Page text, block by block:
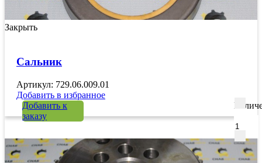
Закрыть
Сальник
Артикул: 729.06.009.01
Добавить в избранное
Добавить к
заказу